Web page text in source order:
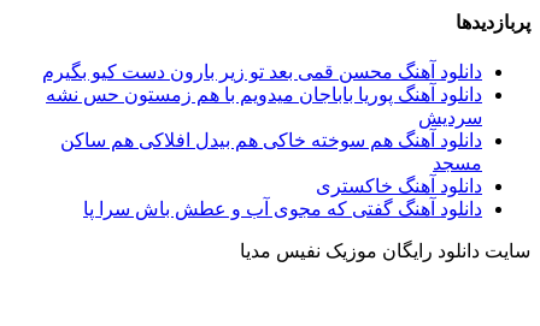
پربازدیدها
دانلود آهنگ محسن قمی بعد تو زیر بارون دست کیو بگیرم
دانلود آهنگ پوریا باباجان میدویم با هم زمستون حس نشه
سردیش
دانلود آهنگ هم سوخته خاکی هم بیدل افلاکی هم ساکن
مسجد
دانلود آهنگ خاکستری
دانلود آهنگ گفتی که مجوی آب و عطش باش سرا پا
سایت دانلود رایگان موزیک نفیس مدیا